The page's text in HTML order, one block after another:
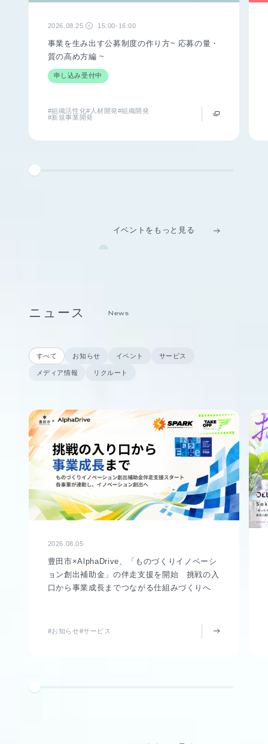
2026.08.25 火 15:00-16:00
事業を生み出す公募制度の作り方~ 応募の量・
質の高め方編 ~
申し込み受付中
#組織活性化#人材開発#組織開発
#新規事業開発
イベントをもっと見る
ニュース News
すべて お知らせ イベント サービス
メディア情報 リクルート
2026.08.05
豊田市×AlphaDrive、「ものづくりイノベーシ
ョン創出補助金」の伴走支援を開始 挑戦の入
口から事業成長までつながる仕組みづくりへ
#お知らせ#サービス